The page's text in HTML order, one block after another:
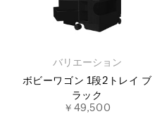
バリエーション
ボビーワゴン 1段2トレイ ブ
ラック
￥49,500